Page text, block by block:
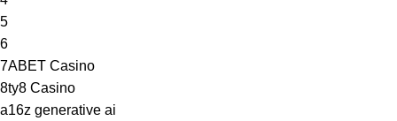
5
6
7ABET Casino
8ty8 Casino
a16z generative ai